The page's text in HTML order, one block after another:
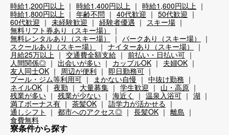
時給1,200円以上 時給1,400円以上
時給1,600円以上
時給1,800円以上
年齢不問 40代歓迎
50代歓迎
60代歓迎
未経験歓迎 経験者優遇
スキー場
無料リフト券あり（スキー場）
無料レンタルあり（スキー場）
パークあり（スキー場）
スクールあり（スキー場）
ナイターあり（スキー場）
月給25万以上
交通費全額支給
前払い・日払い可
人間関係◎
出会いが多い カップルOK
夫婦OK
友人同士OK
周辺が便利
即日勤務可
プール・ジム等利用可
まかない自慢
中抜け勤務
ネイルOK
夜勤 大量募集 学生歓迎
山・高原
残業が多い
残業が少ない 海近く 温泉入浴可
湖
満了ボーナス有
茶髪OK
語学力が活かせる
通しシフト
都市へのアクセス◎ 長髪OK
離島
食費無料
寮条件から探す